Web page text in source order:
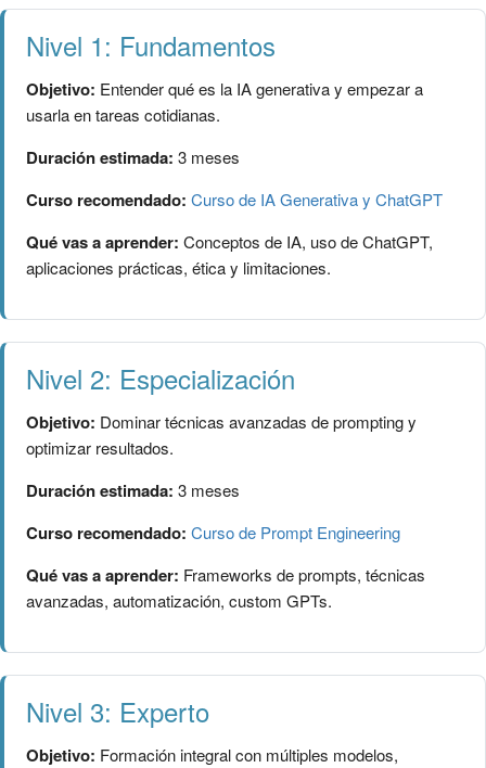
Nivel 1: Fundamentos
Objetivo: Entender qué es la IA generativa y empezar a
usarla en tareas cotidianas.
Duración estimada: 3 meses
Curso recomendado: Curso de IA Generativa y ChatGPT
Qué vas a aprender: Conceptos de IA, uso de ChatGPT,
aplicaciones prácticas, ética y limitaciones.
Nivel 2: Especialización
Objetivo: Dominar técnicas avanzadas de prompting y
optimizar resultados.
Duración estimada: 3 meses
Curso recomendado: Curso de Prompt Engineering
Qué vas a aprender: Frameworks de prompts, técnicas
avanzadas, automatización, custom GPTs.
Nivel 3: Experto
Objetivo: Formación integral con múltiples modelos,